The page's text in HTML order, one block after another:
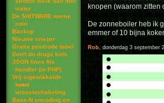
water
De $HITWARE meme
coin
Backup
Nieuwe vriezer
Gratis postcode tabel
Don't do drugs kids
JSON lines file
handler (in PHP)
Vrij ingewikkelde
hotel
wisselschakeling
Base-N encoding en
knopen (waarom
De zonneboiler heb ik
emmer of 10 bijna
Rob, donderdag 3 september